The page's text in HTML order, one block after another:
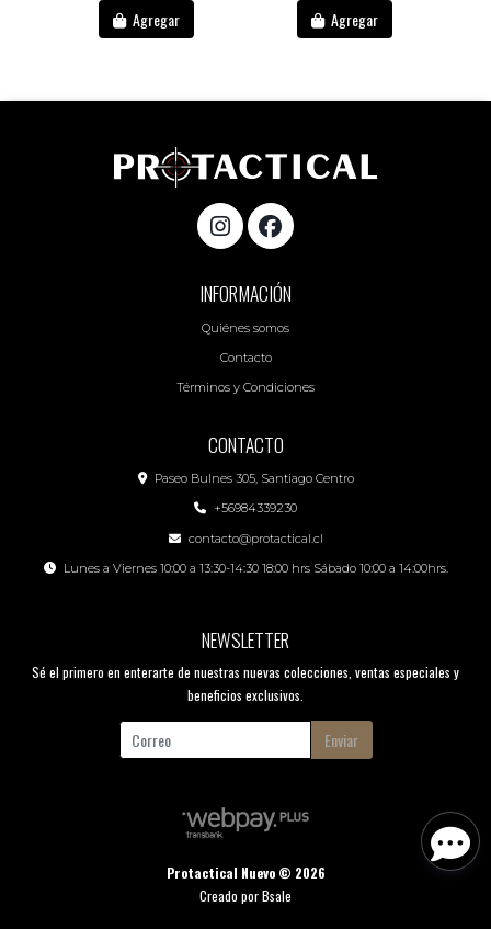
Agregar Agregar
INFORMACIÓN
Quiénes somos
Contacto
Términos y Condiciones
CONTACTO
Paseo Bulnes 305, Santiago Centro
+56984339230
contacto@protactical.cl
Lunes a Viernes 10:00 a 13:30-14:30 18:00 hrs Sábado 10:00 a 14:00hrs.
NEWSLETTER
Sé el primero en enterarte de nuestras nuevas colecciones, ventas especiales y
beneficios exclusivos.
Enviar
Protactical Nuevo © 2026
Creado porBsale